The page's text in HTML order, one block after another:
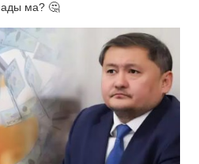
ма? 🤔